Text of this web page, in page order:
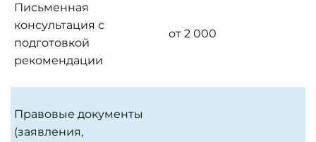
Письменная
консультация с
подготовкой
рекомендации
от 2 000
Правовые документы
(заявления,